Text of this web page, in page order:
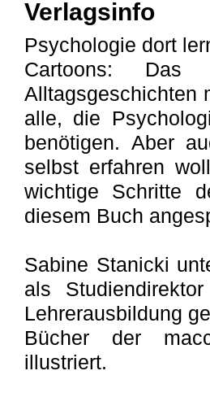
Verlagsinfo
Psychologie dort
Cartoons:
Alltagsgeschichten
alle, die
benötigen. Aber
selbst erfahren
wichtige Schritte
diesem Buch
Sabine Stanicki
als
Lehrerausbildung
Bücher der
illustriert.